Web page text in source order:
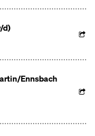
d)
Ennsbach